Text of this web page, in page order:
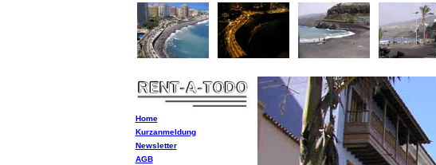
Home
Kurzanmeldung
Newsletter
AGB